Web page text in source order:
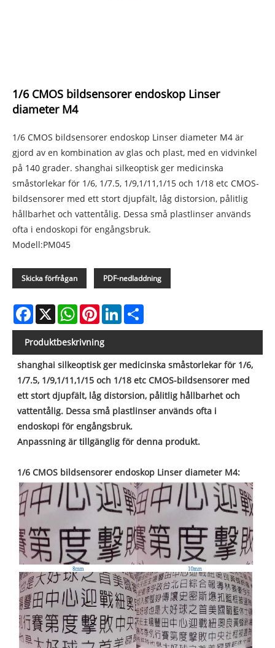
1/6 CMOS bildsensorer endoskop Linser
diameter M4
1/6 CMOS bildsensorer endoskop Linser diameter M4 är
gjord av en kombination av glas och plast, med en vidvinkel
på 140 grader. shanghai silkeoptisk ger medicinska
småstorlekar för 1/6, 1/7.5, 1/9,1/11,1/15 och 1/18 etc CMOS-
bildsensorer med ett stort djupfält, låg distorsion, pålitlig
hållbarhet och vattentålig. Dessa små plastlinser används
ofta i endoskopi för engångsbruk.
Modell:PM045
Skicka förfrågan PDF-nedladdning
Facebook
X WhatsAppPinterestLinkedIn
Produktbeskrivning
shanghai silkeoptisk ger medicinska småstorlekar för 1/6,
1/7.5, 1/9,1/11,1/15 och 1/18 etc CMOS-bildsensorer med
ett stort djupfält, låg distorsion, pålitlig hållbarhet och
vattentålig. Dessa små plastlinser används ofta i
endoskopi för engångsbruk.
Anpassning är tillgänglig för denna produkt.
1/6 CMOS bildsensorer endoskop Linser diameter M4: